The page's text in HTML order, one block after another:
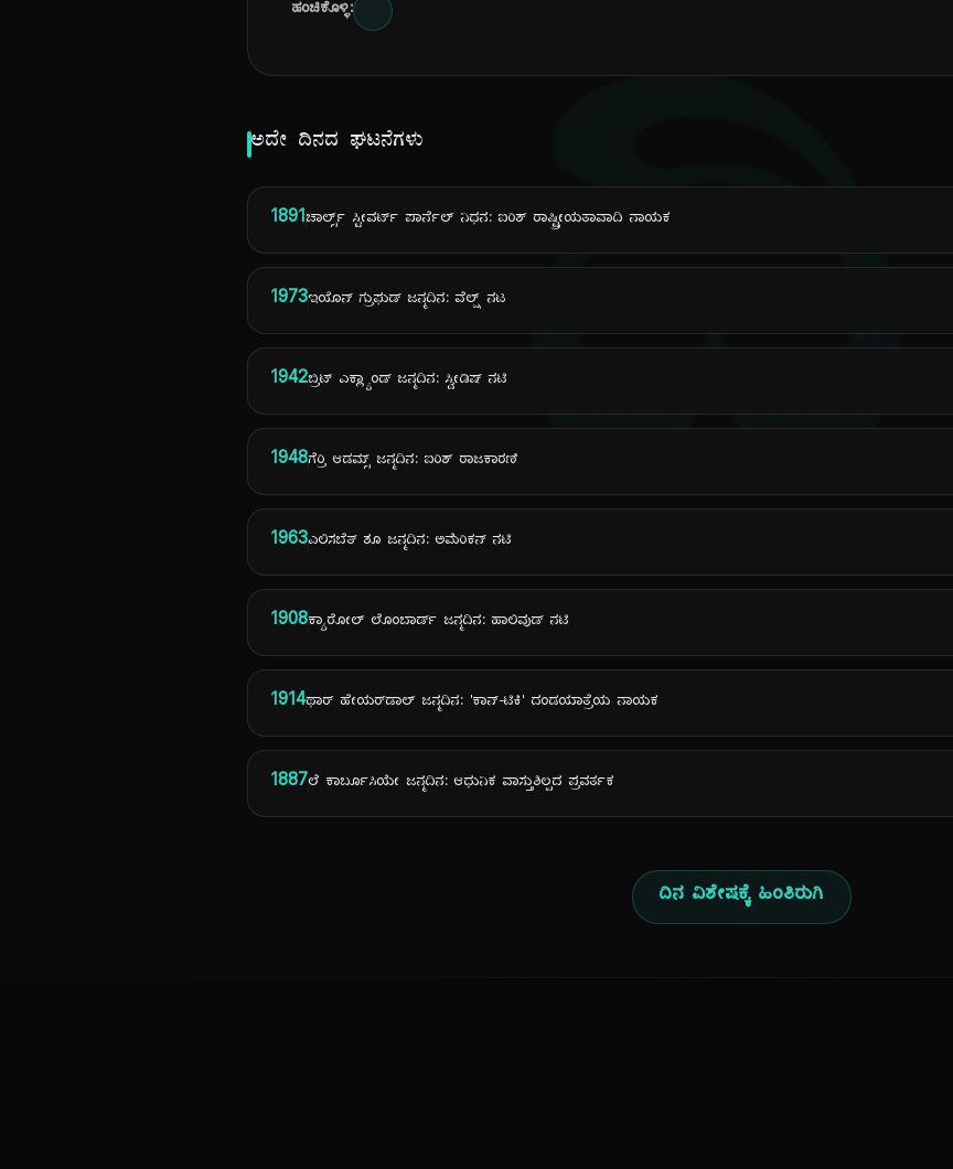
ದಿ
ಹಂಚಿಕೊಳ್ಳಿ:
ಅದೇ ದಿನದ ಘಟನೆಗಳು
1891ಚಾರ್ಲ್ಸ್ ಸ್ಟೀವರ್ಟ್ ಪಾರ್ನೆಲ್ ನಿಧನ: ಐರಿಶ್ ರಾಷ್ಟ್ರೀಯತಾವಾದಿ ನಾಯಕ
1973ಇಯೊನ್ ಗ್ರುಫುಡ್ ಜನ್ಮದಿನ: ವೆಲ್ಷ್ ನಟ
1942ಬ್ರಿಟ್ ಎಕ್ಲ್ಯಾಂಡ್ ಜನ್ಮದಿನ: ಸ್ವೀಡಿಷ್ ನಟಿ
1948ಗೆರ್ರಿ ಆಡಮ್ಸ್ ಜನ್ಮದಿನ: ಐರಿಶ್ ರಾಜಕಾರಣಿ
1963ಎಲಿಸಬೆತ್ ಶೂ ಜನ್ಮದಿನ: ಅಮೆರಿಕನ್ ನಟಿ
1908ಕ್ಯಾರೋಲ್ ಲೊಂಬಾರ್ಡ್ ಜನ್ಮದಿನ: ಹಾಲಿವುಡ್ ನಟಿ
1914ಥಾರ್ ಹೇಯರ್‌ಡಾಲ್ ಜನ್ಮದಿನ: 'ಕಾನ್-ಟಿಕಿ' ದಂಡಯಾತ್ರೆಯ ನಾಯಕ
1887ಲೆ ಕಾರ್ಬೂಸಿಯೇ ಜನ್ಮದಿನ: ಆಧುನಿಕ ವಾಸ್ತುಶಿಲ್ಪದ ಪ್ರವರ್ತಕ
ದಿನ ವಿಶೇಷಕ್ಕೆ ಹಿಂತಿರುಗಿ